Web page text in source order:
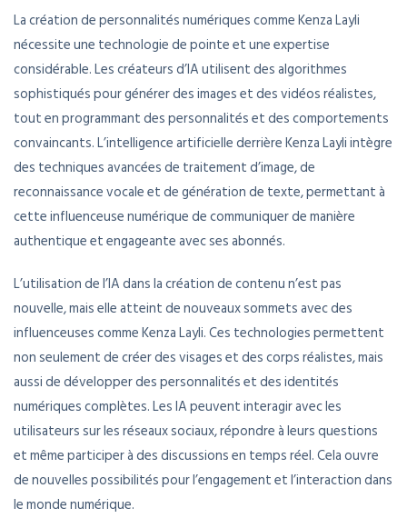
La création de personnalités numériques comme Kenza Layli
nécessite une technologie de pointe et une expertise
considérable. Les créateurs d’IA utilisent des algorithmes
sophistiqués pour générer des images et des vidéos réalistes,
tout en programmant des personnalités et des comportements
convaincants. L’intelligence artificielle derrière Kenza Layli intègre
des techniques avancées de traitement d’image, de
reconnaissance vocale et de génération de texte, permettant à
cette influenceuse numérique de communiquer de manière
authentique et engageante avec ses abonnés.
L’utilisation de l’IA dans la création de contenu n’est pas
nouvelle, mais elle atteint de nouveaux sommets avec des
influenceuses comme Kenza Layli. Ces technologies permettent
non seulement de créer des visages et des corps réalistes, mais
aussi de développer des personnalités et des identités
numériques complètes. Les IA peuvent interagir avec les
utilisateurs sur les réseaux sociaux, répondre à leurs questions
et même participer à des discussions en temps réel. Cela ouvre
de nouvelles possibilités pour l’engagement et l’interaction dans
le monde numérique.